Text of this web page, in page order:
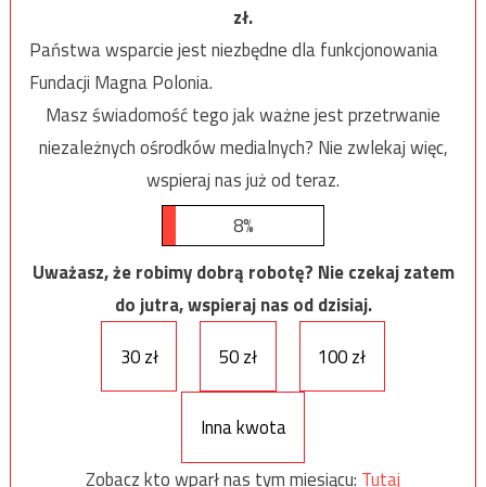
zł.
Państwa wsparcie jest niezbędne dla funkcjonowania
Fundacji Magna Polonia.
Masz świadomość tego jak ważne jest przetrwanie
niezależnych ośrodków medialnych? Nie zwlekaj więc,
wspieraj nas już od teraz.
8%
Uważasz, że robimy dobrą robotę? Nie czekaj zatem
do jutra, wspieraj nas od dzisiaj.
30 zł
50 zł 100 zł
Inna kwota
Zobacz kto wparł nas tym miesiącu: Tutaj